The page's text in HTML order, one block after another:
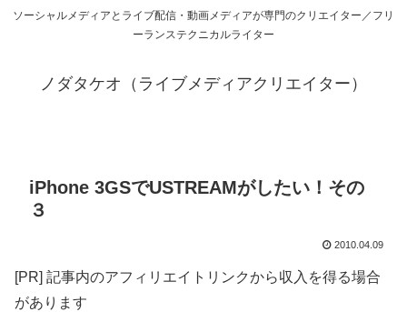
ソーシャルメディアとライブ配信・動画メディアが専門のクリエイター／フリ
ーランステクニカルライター
ノダタケオ（ライブメディアクリエイター）
iPhone 3GSでUSTREAMがしたい！その
３
2010.04.09
[PR] 記事内のアフィリエイトリンクから収入を得る場合
があります